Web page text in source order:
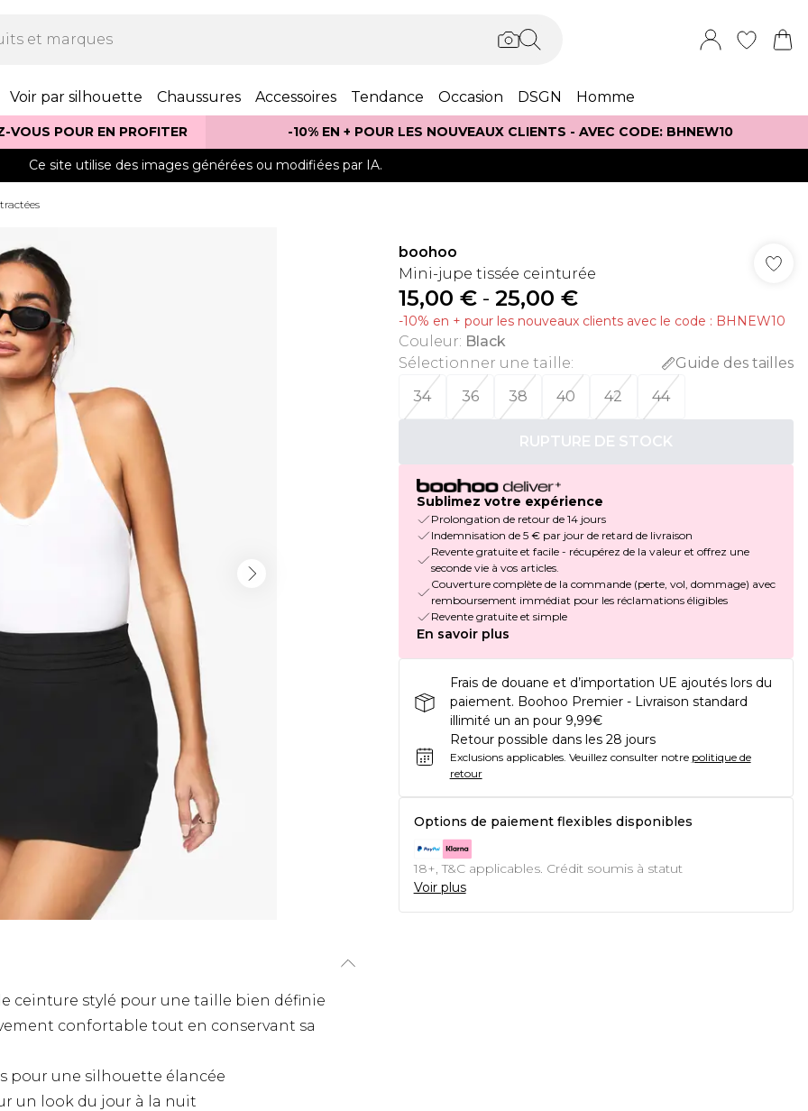
Voir par silhouette Chaussures Accessoires Tendance Occasion DSGN Homme
VOUS POUR EN PROFITER -10% EN + POUR LES NOUVEAUX CLIENTS - AVEC CODE: BHNEW10
Ce site utilise des images générées ou modifiées par IA.
ceinture stylé pour une taille bien définie
confortable tout en conservant sa
pour une silhouette élancée
un look du jour à la nuit
boohoo
Mini-jupe tissée ceinturée
15,00 €- 25,00 €
-10% en + pour les nouveaux clients avec le code : BHNEW10
Couleur: Black
Sélectionner une taille:
Guide des tailles
34
36 38 40 42 44
RUPTURE DE STOCK
Sublimez votre expérience
Prolongation de retour de 14 jours
Indemnisation de 5 € par jour de retard de livraison
Revente gratuite et facile - récupérez de la valeur et offrez une
seconde vie à vos articles.
Couverture complète de la commande (perte, vol, dommage) avec
remboursement immédiat pour les réclamations éligibles
Revente gratuite et simple
En savoir plus
Frais de douane et d’importation UE ajoutés lors du
paiement. Boohoo Premier - Livraison standard
illimité un an pour 9,99€
Retour possible dans les 28 jours
Exclusions applicables. Veuillez consulter notre politique de
retour
Options de paiement flexibles disponibles
18+, T&C applicables. Crédit soumis à statut
Voir plus